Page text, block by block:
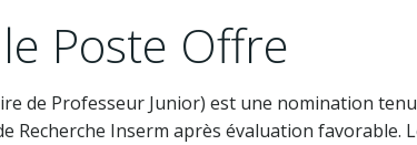
Poste Offre
de Professeur Junior) est une nomination
Recherche Inserm après évaluation